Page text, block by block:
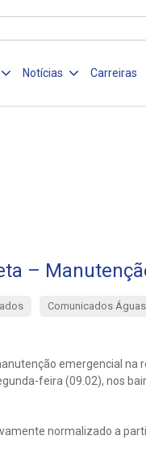
Notícias Carreiras
–
Comunicados
emergencial na
feira (09.02), nos
normalizado a